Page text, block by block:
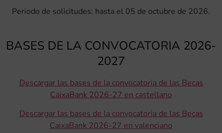
Periodo de solicitudes: hasta el 05 de octubre de 2026.
BASES DE LA CONVOCATORIA 2026-
2027
Descargar las bases de la convocatoria de las Becas
CaixaBank 2026-27 en castellano
Descargar las bases de la convocatoria de las Becas
CaixaBank 2026-27 en valenciano